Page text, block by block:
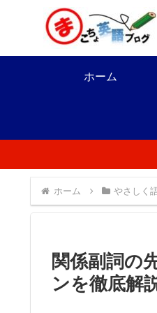
ホーム
ホーム やさしく
関係副詞の
ンを徹底解